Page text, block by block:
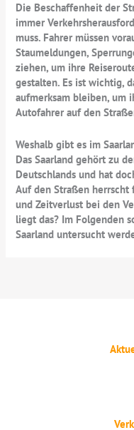
Die Beschaffenheit der
immer
muss. Fahrer müssen
Staumeldungen,
ziehen, um ihre
gestalten. Es ist wichtig,
aufmerksam bleiben, um
Autofahrer auf den
Weshalb gibt es im
Das Saarland gehört zu
Deutschlands und hat
Auf den Straßen herrscht
und Zeitverlust bei den
liegt das? Im Folgenden
Saarland untersucht